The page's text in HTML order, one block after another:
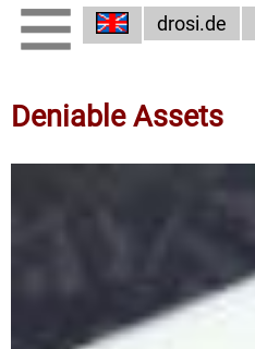
drosi.de
Deniable Assets